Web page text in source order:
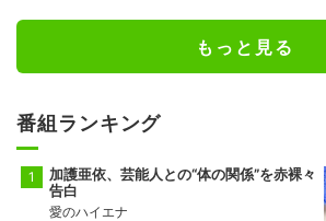
もっと見る
番組ランキング
加護亜依、芸能人との“体の関係”を赤裸々
告白
愛のハイエナ